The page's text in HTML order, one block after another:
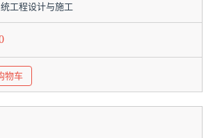
工程设计与施工
物车